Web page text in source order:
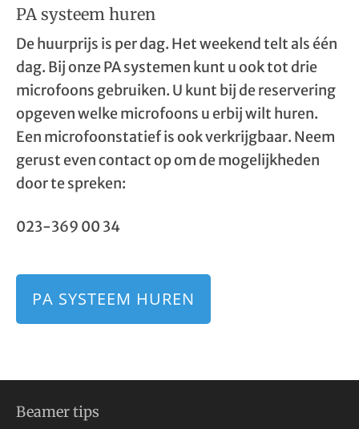
PA systeem huren
De huurprijs is per dag. Het weekend telt als één
dag. Bij onze PA systemen kunt u ook tot drie
microfoons gebruiken. U kunt bij de reservering
opgeven welke microfoons u erbij wilt huren.
Een microfoonstatief is ook verkrijgbaar. Neem
gerust even contact op om de mogelijkheden
door te spreken:
023-369 00 34
PA SYSTEEM HUREN
Beamer tips